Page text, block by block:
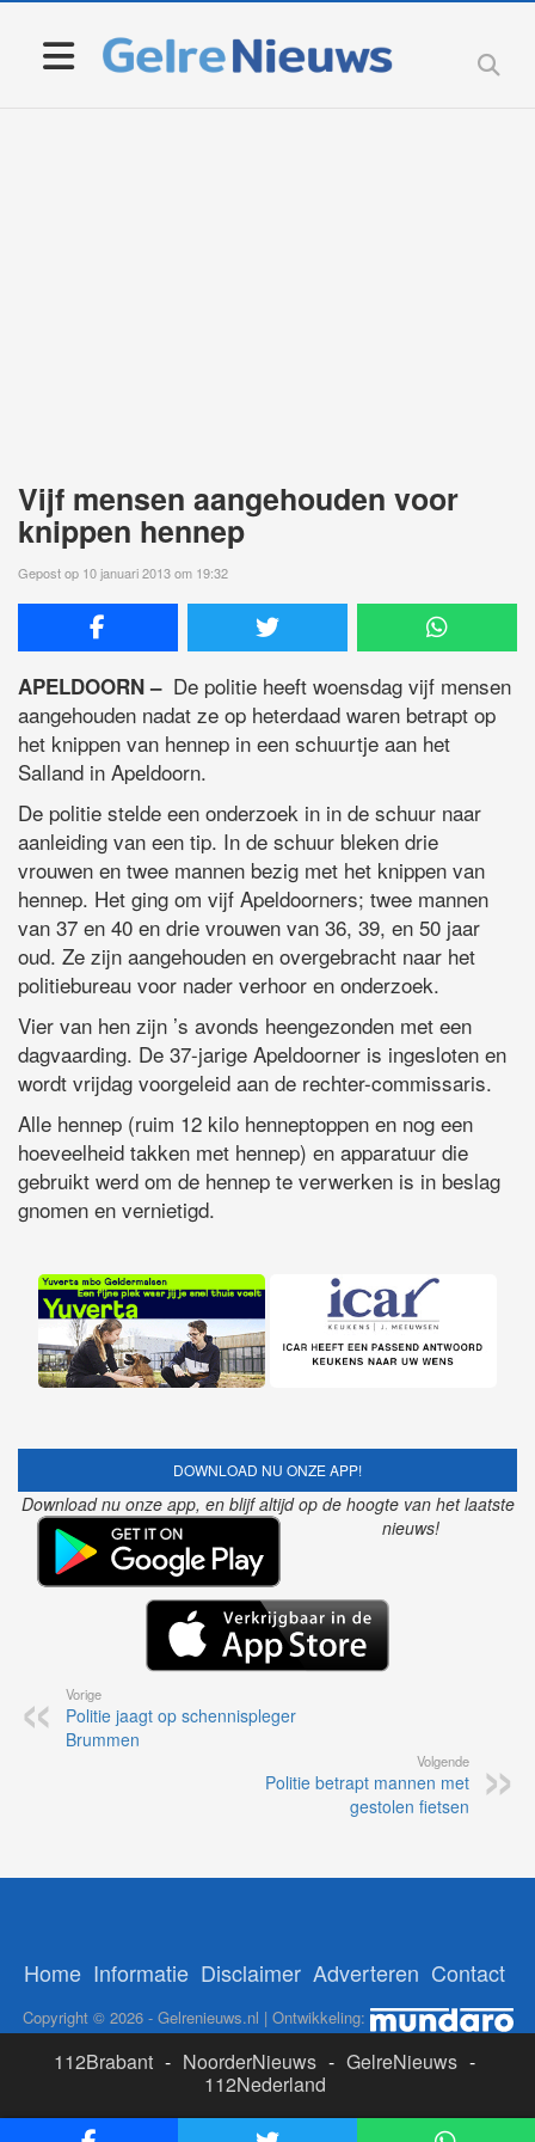
Vijf mensen aangehouden voor
knippen hennep
Gepost op 10 januari 2013 om 19:32
APELDOORN – De politie heeft woensdag vijf mensen
aangehouden nadat ze op heterdaad waren betrapt op
het knippen van hennep in een schuurtje aan het
Salland in Apeldoorn.
De politie stelde een onderzoek in in de schuur naar
aanleiding van een tip. In de schuur bleken drie
vrouwen en twee mannen bezig met het knippen van
hennep. Het ging om vijf Apeldoorners; twee mannen
van 37 en 40 en drie vrouwen van 36, 39, en 50 jaar
oud. Ze zijn aangehouden en overgebracht naar het
politiebureau voor nader verhoor en onderzoek.
Vier van hen zijn ’s avonds heengezonden met een
dagvaarding. De 37-jarige Apeldoorner is ingesloten en
wordt vrijdag voorgeleid aan de rechter-commissaris.
Alle hennep (ruim 12 kilo henneptoppen en nog een
hoeveelheid takken met hennep) en apparatuur die
gebruikt werd om de hennep te verwerken is in beslag
gnomen en vernietigd.
DOWNLOAD NU ONZE APP!
Download nu onze app, en blijf altijd op de hoogte van het laatste
nieuws!
Vorige
Politie jaagt op schennispleger
Brummen
Volgende
Politie betrapt mannen met
gestolen fietsen
Home Informatie Disclaimer Adverteren Contact
Copyright © 2026 - Gelrenieuws.nl | Ontwikkeling:
112Brabant - NoorderNieuws - GelreNieuws -
112Nederland